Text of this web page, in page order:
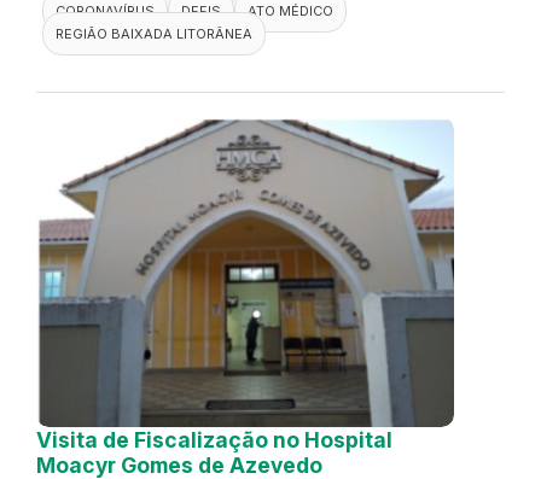
CORONAVÍRUS
DEFIS
ATO MÉDICO
REGIÃO BAIXADA LITORÂNEA
Visita de Fiscalização no Hospital
Moacyr Gomes de Azevedo